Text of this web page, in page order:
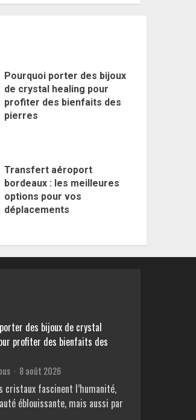
Pourquoi porter des bijoux
de crystal healing pour
profiter des bienfaits des
pierres
Transfert aéroport
bordeaux : les meilleures
options pour vos
déplacements
des bijoux de crystal
profiter des bienfaits des
8 août 2026
cristaux fascinent l’humanité,
éblouissante, mais aussi par